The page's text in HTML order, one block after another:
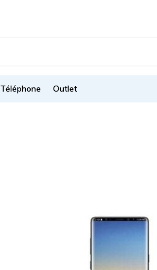
Téléphone Outlet